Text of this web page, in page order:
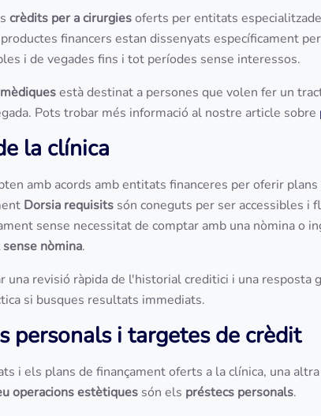
crèdits per a cirurgiesoferts per entitats
financers estan dissenyats específicament
i de vegades fins i tot períodes sense interessos.
està destinat a persones que volen fer un
Pots trobar més informació al nostre article sobre
la clínica
amb acords amb entitats financeres per oferir
Dorsia requisits són coneguts per ser accessibles i
sense necessitat de comptar amb una nòmina o
nòmina.
una revisió ràpida de l'historial creditici i una resposta
si busques resultats immediats.
personals i targetes de crèdit
i els plans de finançament oferts a la clínica, una
operacions estètiques són els préstecs personals.